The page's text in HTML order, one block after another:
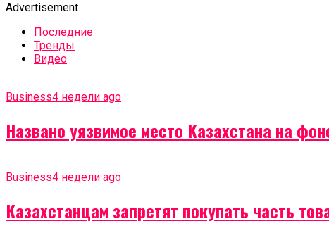
Advertisement
Последние
Тренды
Видео
Business4 недели ago
Названо уязвимое место Казахстана на
Business4 недели ago
Казахстанцам запретят покупать часть